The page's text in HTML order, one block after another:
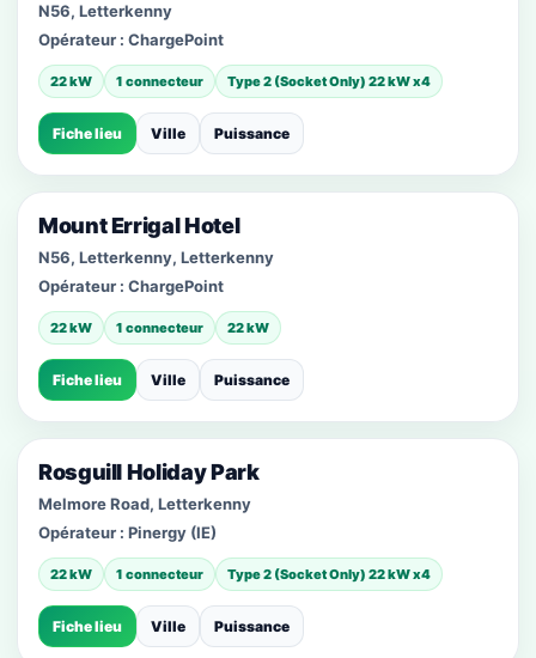
N56, Letterkenny
Opérateur : ChargePoint
22 kW 1 connecteur Type 2 (Socket Only) 22 kW x4
Fiche lieu Ville Puissance
Mount Errigal Hotel
N56, Letterkenny, Letterkenny
Opérateur : ChargePoint
22 kW 1 connecteur 22 kW
Fiche lieu Ville Puissance
Rosguill Holiday Park
Melmore Road, Letterkenny
Opérateur : Pinergy (IE)
22 kW 1 connecteur Type 2 (Socket Only) 22 kW x4
Fiche lieu Ville Puissance